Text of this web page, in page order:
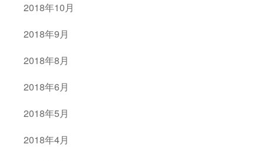
2018年10月
2018年9月
2018年8月
2018年6月
2018年5月
2018年4月